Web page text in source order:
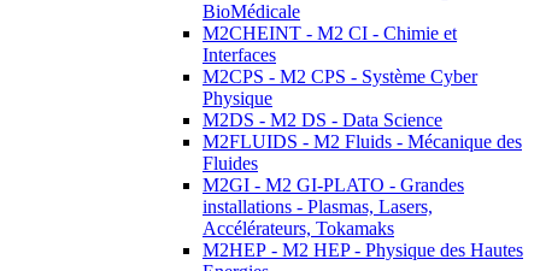
BioMédicale
M2CHEINT - M2 CI - Chimie et
Interfaces
M2CPS - M2 CPS - Système Cyber
Physique
M2DS - M2 DS - Data Science
M2FLUIDS - M2 Fluids - Mécanique des
Fluides
M2GI - M2 GI-PLATO - Grandes
installations - Plasmas, Lasers,
Accélérateurs, Tokamaks
M2HEP - M2 HEP - Physique des Hautes